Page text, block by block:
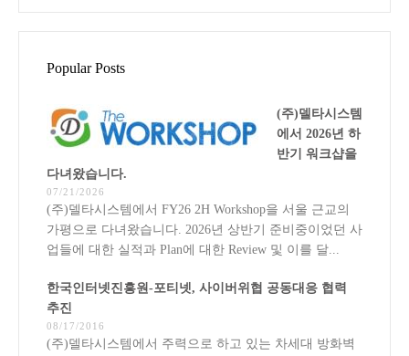
Popular Posts
(주)델타시스템
에서 2026년 하
반기 워크샵을
다녀왔습니다.
07/21/2026
(주)델타시스템에서 FY26 2H Workshop을 서울 근교의
가평으로 다녀왔습니다. 2026년 상반기 준비중이었던 사
업들에 대한 실적과 Plan에 대한 Review 및 이를 달...
한국인터넷진흥원-포티넷, 사이버위협 공동대응 협력
추진
08/17/2016
(주)델타시스템에서 주력으로 하고 있는 차세대 방화벽